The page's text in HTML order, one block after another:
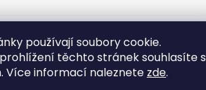
používají soubory cookie.
těchto stránek souhlasíte s
Více informací naleznete zde.